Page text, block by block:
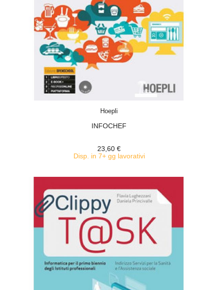
Hoepli
INFOCHEF
23,60 €
Disp. in 7+ gg lavorativi